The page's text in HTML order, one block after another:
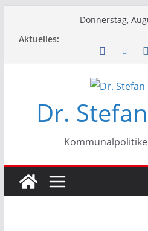
Donnerstag,
Aktuelles:
Dr.